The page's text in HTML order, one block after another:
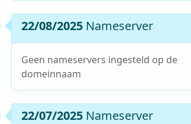
22/08/2025 Nameserver
Geen nameservers ingesteld op de
domeinnaam
22/07/2025 Nameserver